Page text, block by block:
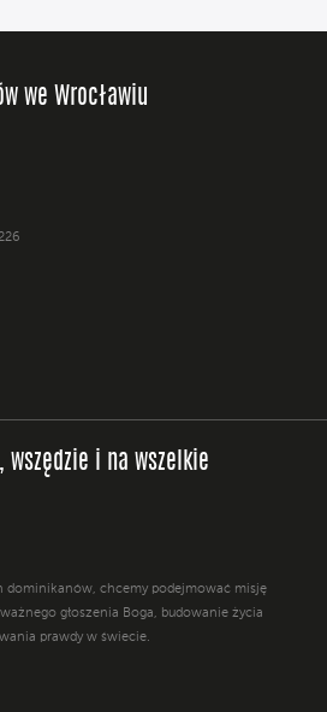
we Wrocławiu
wszędzie i na wszelkie
dominikanów, chcemy podejmować misję
głoszenia Boga, budowanie życia
prawdy w świecie.